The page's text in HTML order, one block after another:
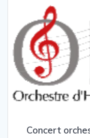
Concert